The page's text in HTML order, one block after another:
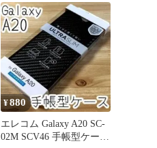
¥880
エレコム Galaxy A20 SC-
02M SCV46 手帳型ケース